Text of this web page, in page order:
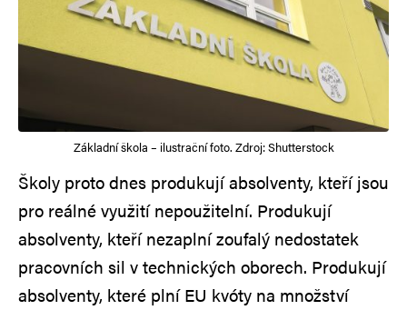
Základní škola – ilustrační foto. Zdroj: Shutterstock
Školy proto dnes produkují absolventy, kteří jsou
pro reálné využití nepoužitelní. Produkují
absolventy, kteří nezaplní zoufalý nedostatek
pracovních sil v technických oborech. Produkují
absolventy, které plní EU kvóty na množství